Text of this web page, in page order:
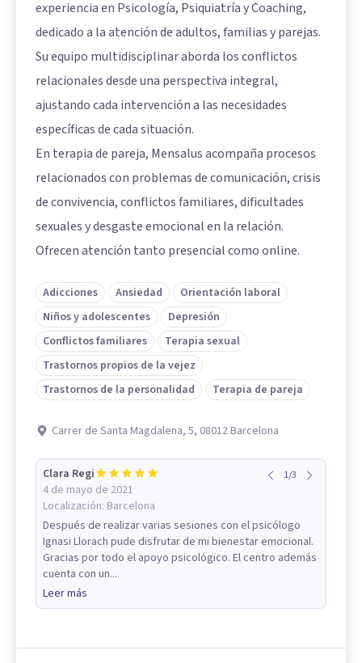
experiencia en Psicología, Psiquiatría y Coaching,
dedicado a la atención de adultos, familias y parejas.
Su equipo multidisciplinar aborda los conflictos
relacionales desde una perspectiva integral,
ajustando cada intervención a las necesidades
específicas de cada situación.
En terapia de pareja, Mensalus acompaña procesos
relacionados con problemas de comunicación, crisis
de convivencia, conflictos familiares, dificultades
sexuales y desgaste emocional en la relación.
Ofrecen atención tanto presencial como online.
Adicciones Ansiedad
Orientación laboral
Niños y adolescentes
Depresión
Conflictos familiares
Terapia sexual
Trastornos propios de la vejez
Trastornos de la personalidad
Terapia de pareja
Carrer de Santa Magdalena, 5, 08012 Barcelona
Clara Regi
4 de mayo de 2021
Localización: Barcelona
1/3
Después de realizar varias sesiones con el psicólogo
Ignasi Llorach pude disfrutar de mi bienestar emocional.
Gracias por todo el apoyo psicológico. El centro además
cuenta con un...
Leer más